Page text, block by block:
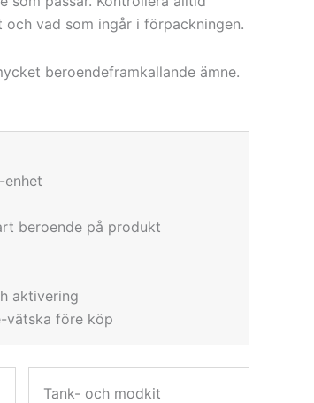
vad som ingår i förpackningen.
beroendeframkallande ämne.
beroende på produkt
aktivering
vätska före köp
Tank- och modkit